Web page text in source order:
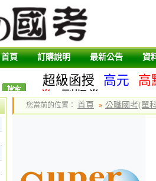
首頁 訂購說明 最新公告 資
超級函授 高元
高
卷
副版卷
您當前的位置： 首頁 » 公職國考(單